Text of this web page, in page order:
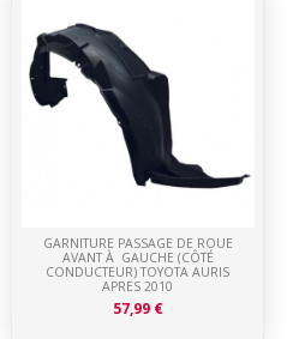
GARNITURE PASSAGE DE ROUE
AVANT À GAUCHE (CÔTÉ
CONDUCTEUR) TOYOTA AURIS
APRES 2010
57,99 €